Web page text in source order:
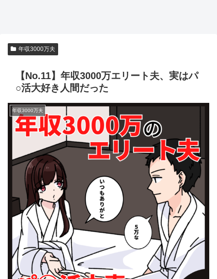
年収3000万夫
【No.11】年収3000万エリート夫、実はパ
○活大好き人間だった
年収3000万夫